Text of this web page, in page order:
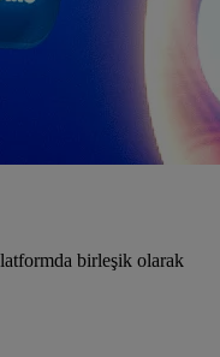
birleşik olarak